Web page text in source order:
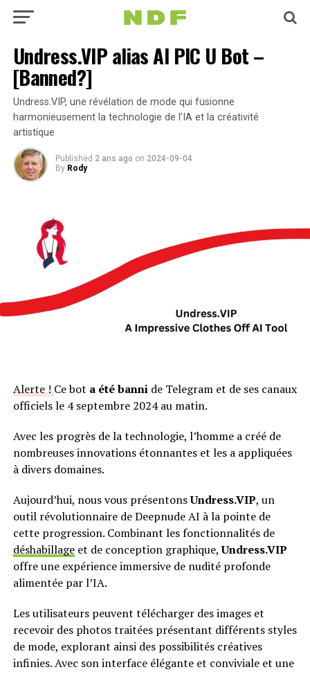
Undress.VIP alias AI PIC U Bot –
[Banned?]
Undress.VIP, une révélation de mode qui fusionne
harmonieusement la technologie de l’IA et la créativité
artistique
Published 2 ans ago on 2024-09-04
By Rody
Alerte !Ce bot a été bannide Telegram et de ses canaux
officiels le 4 septembre 2024 au matin.
Avec les progrès de la technologie, l’homme a créé de
nombreuses innovations étonnantes et les a appliquées
à divers domaines.
Aujourd’hui, nous vous présentonsUndress.VIP, un
outil révolutionnaire de Deepnude AI à la pointe de
cette progression. Combinant les fonctionnalités de
déshabillageet de conception graphique,Undress.VIP
offre une expérience immersive de nudité profonde
alimentée par l’IA.
Les utilisateurs peuvent télécharger des images et
recevoir des photos traitées présentant différents styles
de mode, explorant ainsi des possibilités créatives
infinies. Avec son interface élégante et conviviale et une